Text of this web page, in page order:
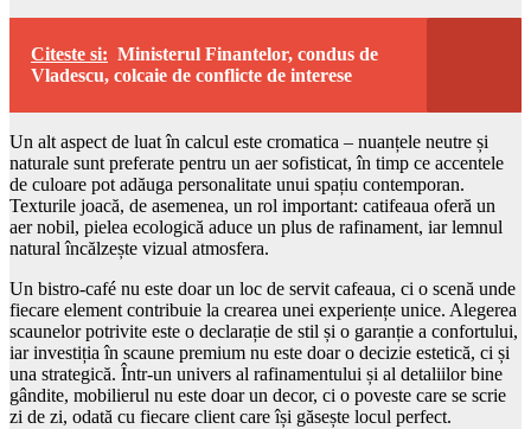
Citeste si: Ministerul Finantelor, condus de
Vladescu, colcaie de conflicte de interese
Un alt aspect de luat în calcul este cromatica – nuanțele neutre și
naturale sunt preferate pentru un aer sofisticat, în timp ce accentele
de culoare pot adăuga personalitate unui spațiu contemporan.
Texturile joacă, de asemenea, un rol important: catifeaua oferă un
aer nobil, pielea ecologică aduce un plus de rafinament, iar lemnul
natural încălzește vizual atmosfera.
Un bistro-café nu este doar un loc de servit cafeaua, ci o scenă unde
fiecare element contribuie la crearea unei experiențe unice. Alegerea
scaunelor potrivite este o declarație de stil și o garanție a confortului,
iar investiția în scaune premium nu este doar o decizie estetică, ci și
una strategică. Într-un univers al rafinamentului și al detaliilor bine
gândite, mobilierul nu este doar un decor, ci o poveste care se scrie
zi de zi, odată cu fiecare client care își găsește locul perfect.